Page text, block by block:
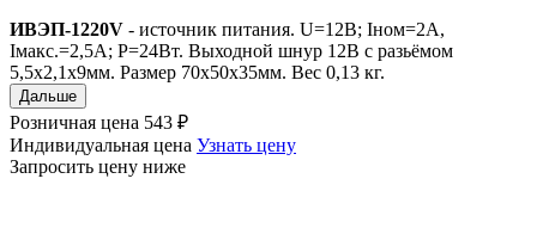
ИВЭП-1220V - источник питания. U=12B; Iном=2А,
Iмакс.=2,5А; P=24Вт. Выходной шнур 12В с разьёмом
5,5х2,1х9мм. Размер 70х50х35мм. Вес 0,13 кг.
Дальше
Розничная цена 543 ₽
Индивидуальная цена Узнать цену
Запросить цену ниже